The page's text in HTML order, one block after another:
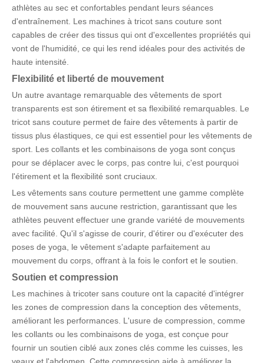
athlètes au sec et confortables pendant leurs séances
d'entraînement. Les machines à tricot sans couture sont
capables de créer des tissus qui ont d'excellentes propriétés qui
vont de l'humidité, ce qui les rend idéales pour des activités de
haute intensité.
Flexibilité et liberté de mouvement
Un autre avantage remarquable des vêtements de sport
transparents est son étirement et sa flexibilité remarquables. Le
tricot sans couture permet de faire des vêtements à partir de
tissus plus élastiques, ce qui est essentiel pour les vêtements de
sport. Les collants et les combinaisons de yoga sont conçus
pour se déplacer avec le corps, pas contre lui, c'est pourquoi
l'étirement et la flexibilité sont cruciaux.
Les vêtements sans couture permettent une gamme complète
de mouvement sans aucune restriction, garantissant que les
athlètes peuvent effectuer une grande variété de mouvements
avec facilité. Qu'il s'agisse de courir, d'étirer ou d'exécuter des
poses de yoga, le vêtement s'adapte parfaitement au
mouvement du corps, offrant à la fois le confort et le soutien.
Soutien et compression
Les machines à tricoter sans couture ont la capacité d'intégrer
les zones de compression dans la conception des vêtements,
améliorant les performances. L'usure de compression, comme
les collants ou les combinaisons de yoga, est conçue pour
fournir un soutien ciblé aux zones clés comme les cuisses, les